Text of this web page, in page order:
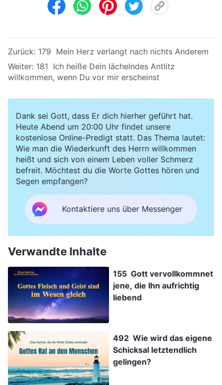
Zurück: 179 Mein Herz verlangt nach nichts Anderem
Weiter: 181 Ich heiße Dein lächelndes Antlitz
willkommen, wenn Du vor mir erscheinst
Dank sei Gott, dass Er dich hierher geführt hat.
Heute Abend um 20:00 Uhr findet unsere
kostenlose Online-Predigt statt. Das Thema lautet:
Wie man die Wiederkunft des Herrn willkommen
heißt und sich von einem Leben voller Schmerz
befreit. Möchtest du die Worte Gottes hören und
Segen empfangen?
Kontaktiere uns über Messenger
Verwandte Inhalte
155 Gott vervollkommnet
jene, die Ihn aufrichtig
liebend
492 Wie wird das eigene
Schicksal letztendlich
gelingen?